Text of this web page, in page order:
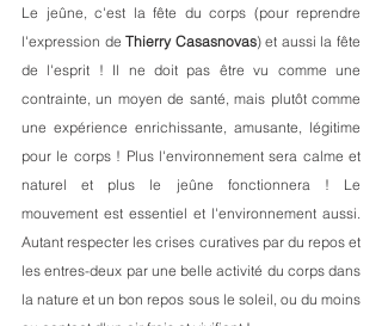
Le jeûne, c'est la fête du corps (pour reprendre
l'expression de Thierry Casasnovas) et aussi la fête
de l'esprit ! Il ne doit pas être vu comme une
contrainte, un moyen de santé, mais plutôt comme
une expérience enrichissante, amusante, légitime
pour le corps ! Plus l'environnement sera calme et
naturel et plus le jeûne fonctionnera ! Le
mouvement est essentiel et l'environnement aussi.
Autant respecter les crises curatives par du repos et
les entres-deux par une belle activité du corps dans
la nature et un bon repos sous le soleil, ou du moins